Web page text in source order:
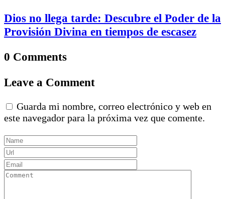
Dios no llega tarde: Descubre el Poder de la
Provisión Divina en tiempos de escasez
0 Comments
Leave a Comment
Guarda mi nombre, correo electrónico y web en
este navegador para la próxima vez que comente.